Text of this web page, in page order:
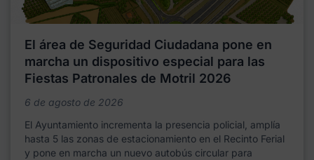
El área de Seguridad Ciudadana pone en
marcha un dispositivo especial para las
Fiestas Patronales de Motril 2026
6 de agosto de 2026
El Ayuntamiento incrementa la presencia policial, amplía
hasta 5 las zonas de estacionamiento en el Recinto Ferial
y pone en marcha un nuevo autobús circular para